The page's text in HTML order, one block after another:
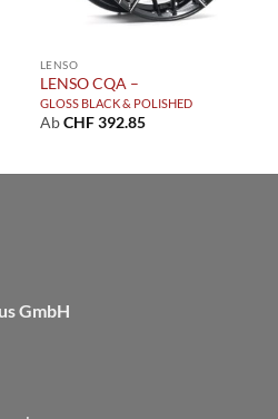
LENSO
LENSO CQA –
GLOSS BLACK & POLISHED
AbCHF392.85
GmbH